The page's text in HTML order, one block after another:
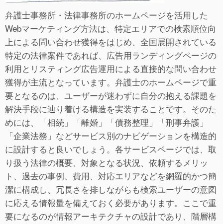
弁護士事務所・法律事務所のホームページを活用した
Webマーケティング方法は、特定エリアでの検索順位向
上による問い合わせ獲得をはじめ、全国展開されている
特定の法律案件であれば、広告用ランディングページの
利用とリスティング広告運用による直接的な問い合わせ
獲得が主流となっています。弁護士のホームページで重
要となるのは、ユーザーが迷わずに自分の抱える課題を
解決手段に辿り着ける構造を実装することです。そのた
めには、「相続」「離婚」「債務整理」「刑事弁護」
「企業法務」などサービス別のナビゲーションを構造的
に設計すると良いでしょう。各サービスページでは、取
り扱う法律の概要、対象となる状況、依頼するメリッ
ト、過去の事例、費用、対応エリアなどを網羅的かつ簡
潔に構成し、冗長さを排しながらも検索ユーザーの意図
に応える情報量を備えておく必要があります。ここで重
要になるのが情報アーキテクチャの設計であり、階層構